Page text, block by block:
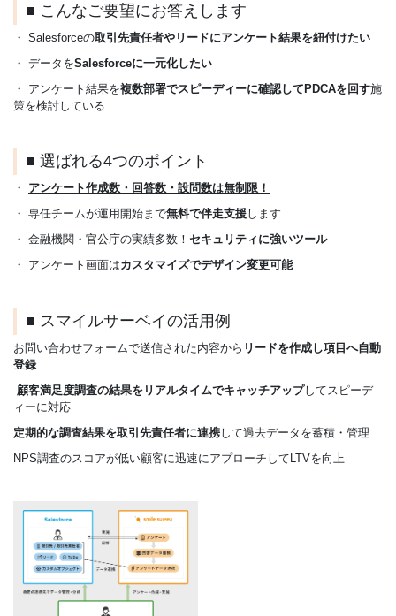
■ こんなご要望にお答えします
・ Salesforceの取引先責任者やリードにアンケート結果を紐付けたい
・ データをSalesforceに一元化したい
・ アンケート結果を複数部署でスピーディーに確認してPDCAを回す施
策を検討している
■ 選ばれる4つのポイント
・ アンケート作成数・回答数・設問数は無制限！
・ 専任チームが運用開始まで無料で伴走支援します
・ 金融機関・官公庁の実績多数！ セキュリティに強いツール
・ アンケート画面はカスタマイズでデザイン変更可能
■ スマイルサーベイの活用例
お問い合わせフォームで送信された内容から リードを作成し項目へ自動
登録
顧客満足度調査の結果をリアルタイムでキャッチアップしてスピーデ
ィーに対応
定期的な調査結果を取引先責任者に連携して過去データを蓄積・管理
NPS調査のスコアが低い顧客に迅速にアプローチしてLTVを向上